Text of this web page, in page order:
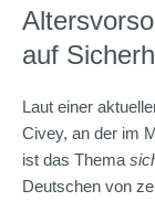
auf
Laut einer
Civey, an der im
ist das Thema
Deutschen von